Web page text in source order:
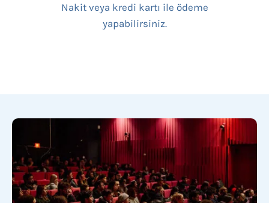
Nakit veya kredi kartı ile ödeme
yapabilirsiniz.